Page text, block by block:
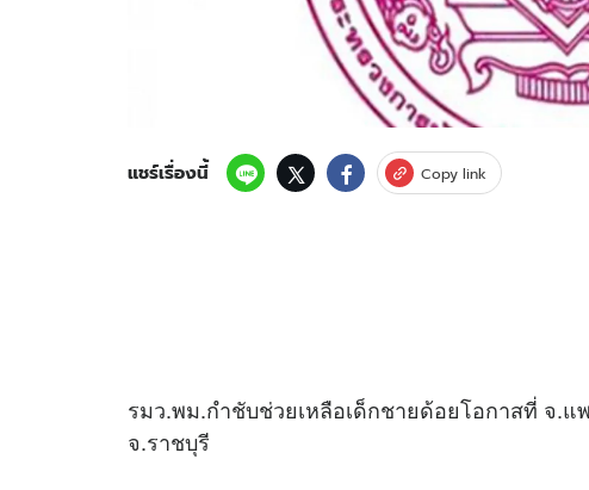
แชร์เรื่องนี้ Copy link
รมว.พม.กำชับช่วยเหลือเด็กชายด้อยโอกาสที่ จ.
จ.ราชบุรี